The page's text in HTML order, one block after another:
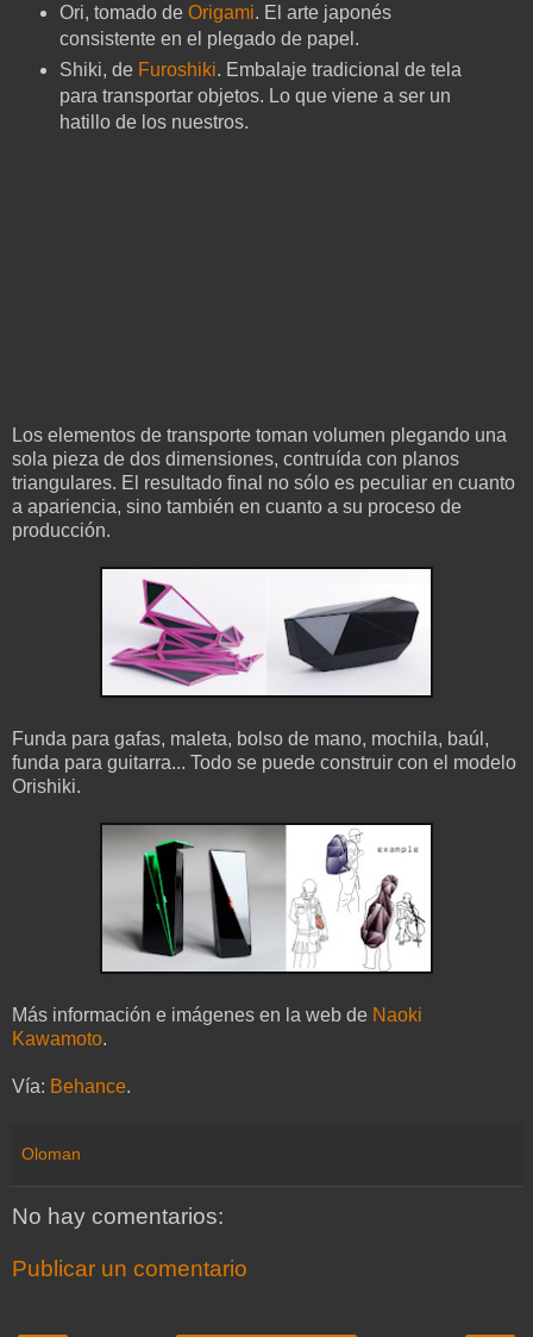
Ori, tomado de Origami. El arte japonés
consistente en el plegado de papel.
Shiki, de Furoshiki. Embalaje tradicional de tela
para transportar objetos. Lo que viene a ser un
hatillo de los nuestros.
Los elementos de transporte toman volumen plegando una
sola pieza de dos dimensiones, contruída con planos
triangulares. El resultado final no sólo es peculiar en cuanto
a apariencia, sino también en cuanto a su proceso de
producción.
Funda para gafas, maleta, bolso de mano, mochila, baúl,
funda para guitarra... Todo se puede construir con el modelo
Orishiki.
Más información e imágenes en la web de Naoki
Kawamoto.
Vía: Behance.
Oloman
No hay comentarios:
Publicar un comentario